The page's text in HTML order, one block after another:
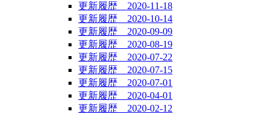
更新履歴 2020-11-18
更新履歴 2020-10-14
更新履歴 2020-09-09
更新履歴 2020-08-19
更新履歴 2020-07-22
更新履歴 2020-07-15
更新履歴 2020-07-01
更新履歴 2020-04-01
更新履歴 2020-02-12